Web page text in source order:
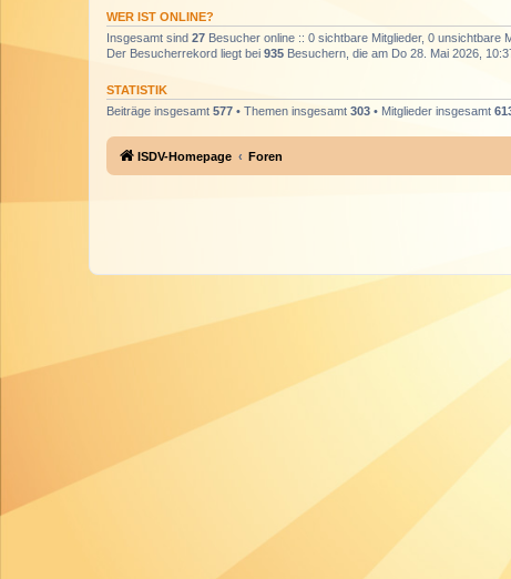
WER IST ONLINE?
Insgesamt sind 27 Besucher online :: 0 sichtbare Mitglieder, 0
Der Besucherrekord liegt bei 935 Besuchern, die am Do 28. Mai 2026,
STATISTIK
Beiträge insgesamt 577 • Themen insgesamt 303 • Mitglieder insgesamt
ISDV-Homepage Foren